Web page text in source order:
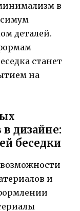
в
деталей.
станет
на
дизайне:
беседки
и